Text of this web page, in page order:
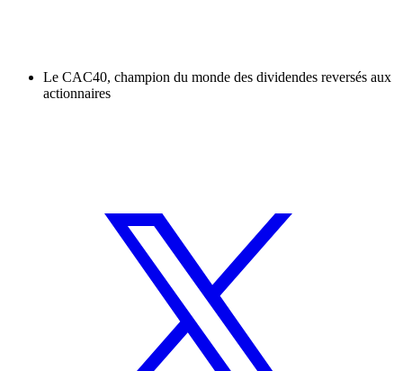
Le CAC40, champion du monde des dividendes reversés aux
actionnaires